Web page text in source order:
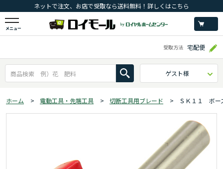
ネットで注文、お店で受取なら送料無料！詳しくはこちら
メニュー
受取方法 宅配便
ゲスト様
ホーム > 電動工具・先端工具 > 切断工具用ブレード > ＳＫ１１ ボー